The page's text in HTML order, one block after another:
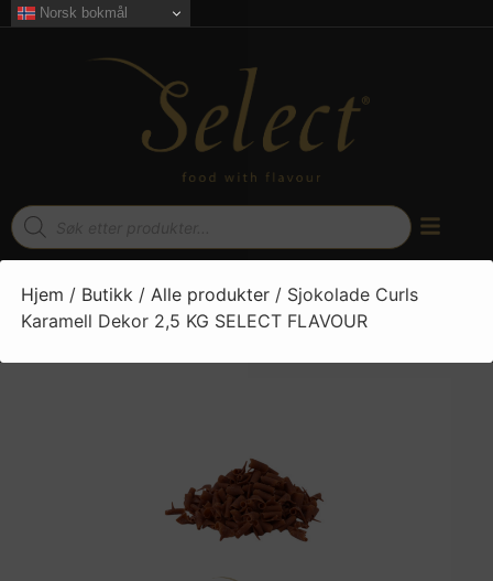
Norsk bokmål
Hjem / Butikk / Alle produkter/ Sjokolade Curls
Karamell Dekor 2,5 KG SELECT FLAVOUR